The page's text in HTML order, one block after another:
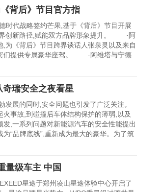
背后》节目官方指
代战略签约芒果,基于《背后》节目开展
界创新路径,赋能双方品牌形象提升。 ·阿
为《背后》节目跨界谈话人张泉灵以及来自
们提供专属豪华座驾。 ·阿维塔与宁德
瑞安全之夜看星
发展的同时,安全问题也引发了广泛关注。
火事故,到碰撞后车体结构保护的薄弱,以及
,一系列问题对新能源汽车的安全性能提出
为“品牌底线”,重新成为最大的豪华。为了筑
量级车主 中国
星途于郑州凌山星途体验中心开启了